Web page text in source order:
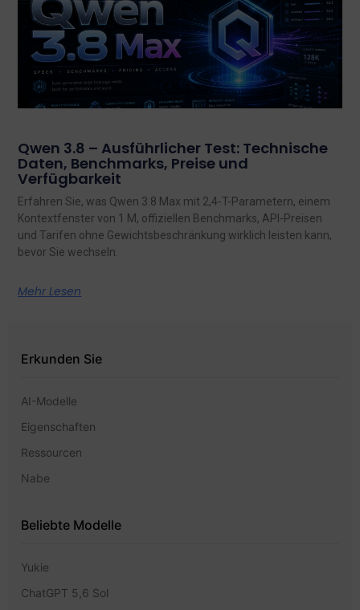
Qwen 3.8 – Ausführlicher Test: Technische
Daten, Benchmarks, Preise und
Verfügbarkeit
Erfahren Sie, was Qwen 3.8 Max mit 2,4-T-Parametern, einem
Kontextfenster von 1 M, offiziellen Benchmarks, API-Preisen
und Tarifen ohne Gewichtsbeschränkung wirklich leisten kann,
bevor Sie wechseln.
Mehr Lesen
Erkunden Sie
AI-Modelle
Eigenschaften
Ressourcen
Nabe
Beliebte Modelle
Yukie
ChatGPT 5,6 Sol